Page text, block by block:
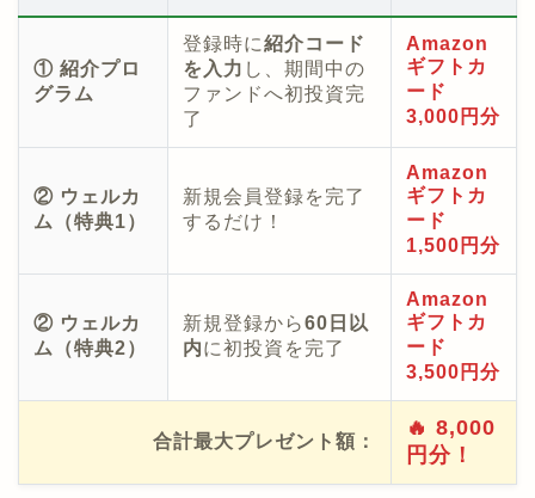
① 紹介プロ
グラム
登録時に紹介コード
を入力 し、期間中の
ファンドへ初投資完
了
Amazon
ギフトカ
ード
3,000円分
② ウェルカ
ム（特典1）
新規会員登録を完了
するだけ！
Amazon
ギフトカ
ード
1,500円分
② ウェルカ
ム（特典2）
新規登録から60日以
内に初投資を完了
Amazon
ギフトカ
ード
3,500円分
合計最大プレゼント額：
🔥 8,000
円分！